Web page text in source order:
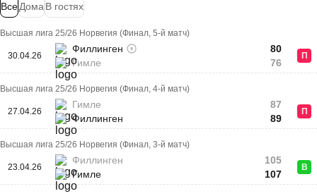
ВсеДома В гостях
Высшая лига 25/26 Норвегия (Финал, 5-й матч)
30.04.26
Филлинген
Гимле
80
76
П
Высшая лига 25/26 Норвегия (Финал, 4-й матч)
27.04.26
Гимле
Филлинген
87
89
П
Высшая лига 25/26 Норвегия (Финал, 3-й матч)
23.04.26
Филлинген
Гимле
105
107
В